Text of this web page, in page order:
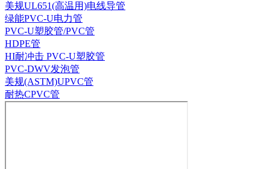
美规UL651(高温用)电线导管
绿能PVC-U电力管
PVC-U塑胶管/PVC管
HDPE管
HI耐冲击 PVC-U塑胶管
PVC-DWV发泡管
美规(ASTM)UPVC管
耐热CPVC管